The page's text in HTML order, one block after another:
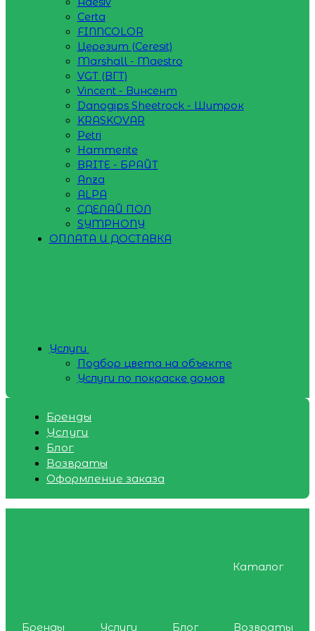
Certa
FINNCOLOR
Церезит (Ceresit)
Marshall - Maestro
VGT (ВГТ)
Vincent - Винсент
Danogips Sheetrock - Шитрок
KRASKOVAR
Petri
Hammerite
BRITE - БРАЙТ
Anza
ALPA
СДЕЛАЙ ПОЛ
SYMPHONY
ОПЛАТА И ДОСТАВКА
Услуги
Подбор цвета на объекте
Услуги по покраске домов
Бренды
Услуги
Блог
Возвраты
Оформление заказа
Каталог
Бренды Услуги Блог
Возвраты